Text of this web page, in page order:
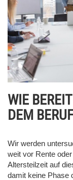
WIE
DEM
Wir werden
weit vor Rente
Altersteilzeit auf
damit keine Phase